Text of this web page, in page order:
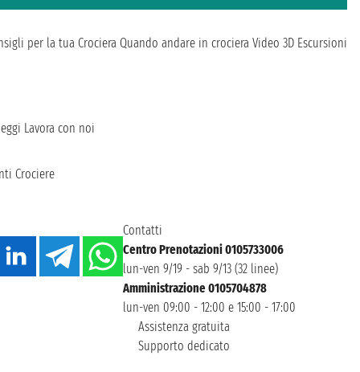
per la tua Crociera Quando andare in crociera Video 3D Escursioni
Lavora con noi
Crociere
Contatti
Centro Prenotazioni 0105733006
lun-ven 9/19 - sab 9/13 (32 linee)
Amministrazione 0105704878
lun-ven 09:00 - 12:00 e 15:00 - 17:00
Assistenza gratuita
Supporto dedicato